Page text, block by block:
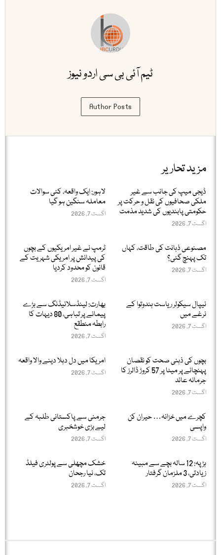
ٹیم آئی بی سی اردو نیوز
Author Posts
مزید تحاریر
ڈیجی میپ کی جانب سے غیر
ملکی صحافیوں کی نقل و حرکت پر
حکومتی پابندیوں کی شدید مذمت
اگست 7, 2026
لاہور: ایک واقعہ، کئی سوالات
معاملہ سنگین ہو گیا
اگست 7, 2026
مصنوعی ذہانت کی طاقت، کہاں
تک پہنچ گئی؟
اگست 7, 2026
ٹرمپ نے غیر امریکیوں کے بچوں
کی پیدائش پر امریکی شہریت کے
قانون کو محدود کردیا
اگست 7, 2026
نیپال سیکولر ریاست ہندوتوا کے
نرغے میں
اگست 7, 2026
بھارت: لینڈسلائیڈنگ سے بڑے
پیمانے پر تباہی، 80 دیہات کا
رابطہ منطقع
اگست 7, 2026
بچوں کی ذہنی صحت کو نقصان
پہنچانے پر میٹا پر 57 کروڑ ڈالرز کا
جرمانہ عائد
اگست 7, 2026
امریکا میں دل دہلا دینے والا واقعہ
اگست 7, 2026
کچرے میں خزانہ… حیران کن
واپسی
اگست 7, 2026
جرمنی سے پاکستانی طلبہ کے
لیے بڑی خوشخبری
اگست 7, 2026
ہڑپہ: 12 سالہ بچے سے مبینہ
زیادتی، 3 ملزمان گرفتار
اگست 7, 2026
خشک مچھلی سے پولٹری فیلڈ
تک، نیا رجحان
اگست 7, 2026